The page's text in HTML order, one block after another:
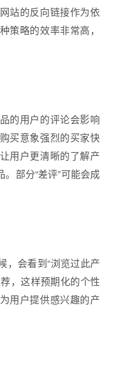
站的反向链接作为依
策略的效率非常高，
的用户的评论会影响
买意象强烈的买家快
用户更清晰的了解产
部分“差评”可能会成
，会看到“浏览过此产
，这样预期化的个性
用户提供感兴趣的产